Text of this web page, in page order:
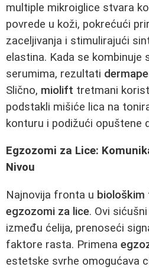
multiple mikroiglice stvara
povrede u koži, pokrećući
zaceljivanja i stimulirajući
elastina. Kada se kombinuje
serumima, rezultati
Slično, miolift tretmani
podstakli mišiće lica na
konturu i podižući opuštene
Egzozomi za Lice:
Nivou
Najnovija fronta u
egzozomi za lice. Ovi
između ćelija, prenoseći
faktore rasta. Primena
estetske svrhe omogućava